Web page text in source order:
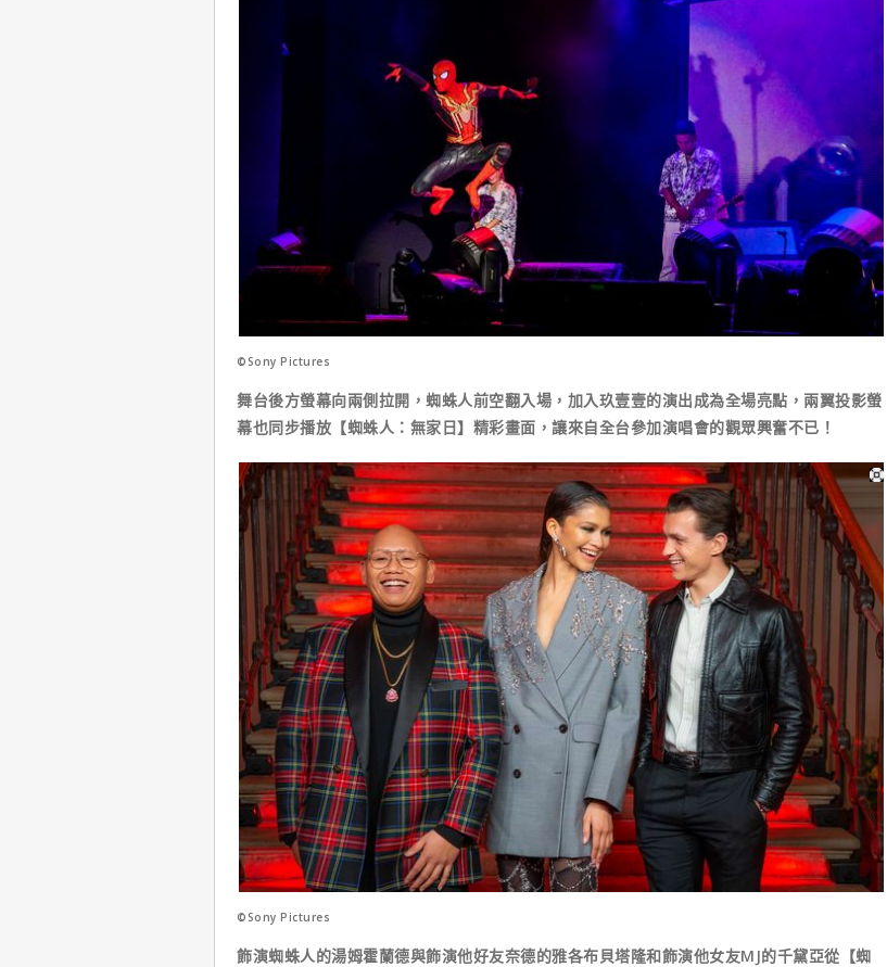
©Sony Pictures
舞台後方螢幕向兩側拉開，蜘蛛人前空翻入場，加入玖壹壹的演出成為全場亮點，兩翼投影螢
幕也同步播放【蜘蛛人：無家日】精彩畫面，讓來自全台參加演唱會的觀眾興奮不已！
©Sony Pictures
飾演蜘蛛人的湯姆霍蘭德與飾演他好友奈德的雅各布貝塔隆和飾演他女友MJ的千黛亞從【蜘